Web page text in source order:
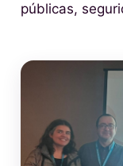
públicas,